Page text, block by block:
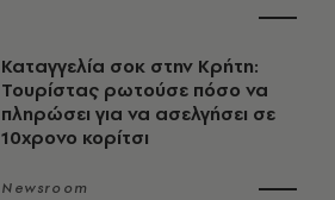
Καταγγελία σοκ στην Κρήτη:
Τουρίστας ρωτούσε πόσο να
πληρώσει για να ασελγήσει σε
10χρονο κορίτσι
Newsroom